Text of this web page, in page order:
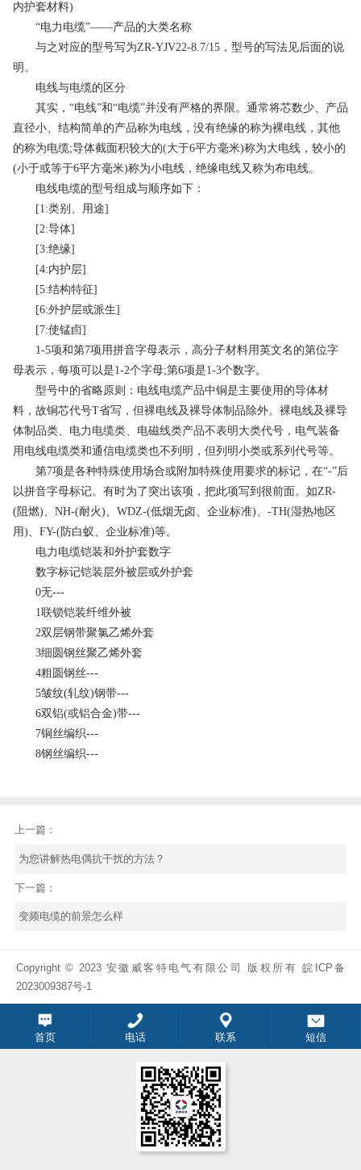
内护套材料)
“电力电缆”——产品的大类名称
与之对应的型号写为ZR-YJV22-8.7/15，型号的写法见后面的说
明。
电线与电缆的区分
其实，“电线”和“电缆”并没有严格的界限。通常将芯数少、产品
直径小、结构简单的产品称为电线，没有绝缘的称为裸电线，其他
的称为电缆;导体截面积较大的(大于6平方毫米)称为大电线，较小的
(小于或等于6平方毫米)称为小电线，绝缘电线又称为布电线。
电线电缆的型号组成与顺序如下：
[1:类别、用途]
[2:导体]
[3:绝缘]
[4:内护层]
[5:结构特征]
[6:外护层或派生]
[7:使锰卣]
1-5项和第7项用拼音字母表示，高分子材料用英文名的第位字
母表示，每项可以是1-2个字母;第6项是1-3个数字。
型号中的省略原则：电线电缆产品中铜是主要使用的导体材
料，故铜芯代号T省写，但裸电线及裸导体制品除外。裸电线及裸导
体制品类、电力电缆类、电磁线类产品不表明大类代号，电气装备
用电线电缆类和通信电缆类也不列明，但列明小类或系列代号等。
第7项是各种特殊使用场合或附加特殊使用要求的标记，在“-”后
以拼音字母标记。有时为了突出该项，把此项写到很前面。如ZR-
(阻燃)、NH-(耐火)、WDZ-(低烟无卤、企业标准)、-TH(湿热地区
用)、FY-(防白蚁、企业标准)等。
电力电缆铠装和外护套数字
数字标记铠装层外被层或外护套
0无---
1联锁铠装纤维外被
2双层钢带聚氯乙烯外套
3细圆钢丝聚乙烯外套
4粗圆钢丝---
5皱纹(轧纹)钢带---
6双铝(或铝合金)带---
7铜丝编织---
8钢丝编织---
上一篇：
为您讲解热电偶抗干扰的方法？
下一篇：
变频电缆的前景怎么样
Copyright © 2023 安徽威客特电气有限公司 版权所有皖ICP备
2023009387号-1
首页 电话 联系 短信